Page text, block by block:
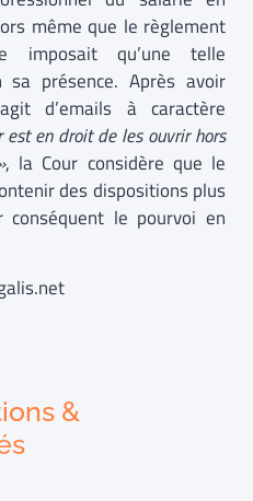
même que le règlement
imposait qu’une telle
présence. Après avoir
d’emails à caractère
est en droit de les ouvrir hors
, la Cour considère que le
des dispositions plus
le pourvoi en
&